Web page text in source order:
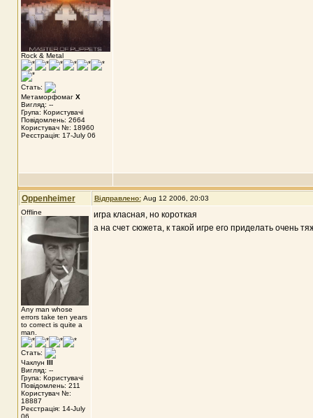
Rock & Metal
Стать:
Метаморфомаг X
Вигляд: --
Група: Користувачі
Повідомлень: 2664
Користувач №: 18960
Реєстрація: 17-July 06
Oppenheimer Відправлено: Aug 12 2006, 20:03
Offline
Any man whose
errors take ten years
to correct is quite a
man.
Стать:
Чаклун III
Вигляд: --
Група: Користувачі
Повідомлень: 211
Користувач №:
18887
Реєстрація: 14-July
06
игра класная, но короткая
а на счет сюжета, к такой игре его приделать очень